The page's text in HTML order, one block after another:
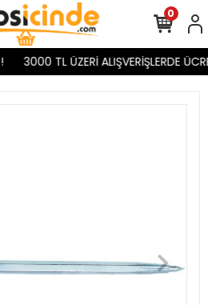
3000 TL ÜZERİ ALIŞVERİŞLERDE
0